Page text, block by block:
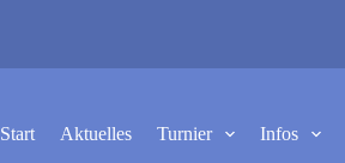
Start Aktuelles Turnier Infos